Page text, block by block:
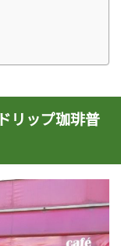
リップ珈琲普